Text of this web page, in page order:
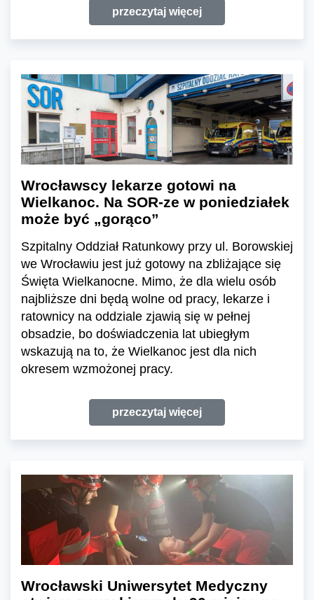
przeczytaj więcej
Wrocławscy lekarze gotowi na
Wielkanoc. Na SOR-ze w poniedziałek
może być „gorąco”
Szpitalny Oddział Ratunkowy przy ul. Borowskiej
we Wrocławiu jest już gotowy na zbliżające się
Święta Wielkanocne. Mimo, że dla wielu osób
najbliższe dni będą wolne od pracy, lekarze i
ratownicy na oddziale zjawią się w pełnej
obsadzie, bo doświadczenia lat ubiegłym
wskazują na to, że Wielkanoc jest dla nich
okresem wzmożonej pracy.
przeczytaj więcej
Wrocławski Uniwersytet Medyczny